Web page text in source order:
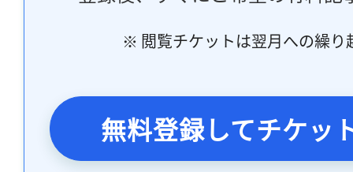
※ 閲覧チケットは翌月への繰り
無料登録してチケッ